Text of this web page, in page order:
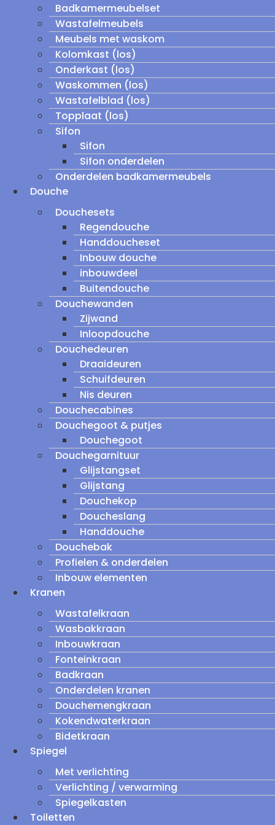
Badkamermeubelset
Wastafelmeubels
Meubels met waskom
Kolomkast (los)
Onderkast (los)
Waskommen (los)
Wastafelblad (los)
Topplaat (los)
Sifon
Sifon
Sifon onderdelen
Onderdelen badkamermeubels
Douche
Douchesets
Regendouche
Handdoucheset
Inbouw douche
inbouwdeel
Buitendouche
Douchewanden
Zijwand
Inloopdouche
Douchedeuren
Draaideuren
Schuifdeuren
Nis deuren
Douchecabines
Douchegoot & putjes
Douchegoot
Douchegarnituur
Glijstangset
Glijstang
Douchekop
Doucheslang
Handdouche
Douchebak
Profielen & onderdelen
Inbouw elementen
Kranen
Wastafelkraan
Wasbakkraan
Inbouwkraan
Fonteinkraan
Badkraan
Onderdelen kranen
Douchemengkraan
Kokendwaterkraan
Bidetkraan
Spiegel
Met verlichting
Verlichting / verwarming
Spiegelkasten
Toiletten